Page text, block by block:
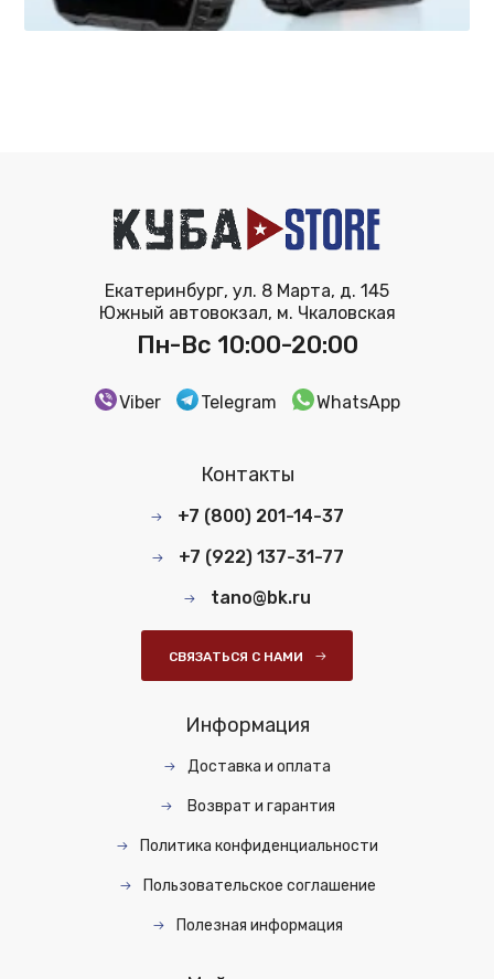
Екатеринбург, ул. 8 Марта, д. 145
Южный автовокзал, м. Чкаловская
Пн-Вс 10:00-20:00
Viber Telegram WhatsApp
Контакты
+7 (800) 201-14-37
+7 (922) 137-31-77
tano@bk.ru
СВЯЗАТЬСЯ С НАМИ
Информация
Доставка и оплата
Возврат и гарантия
Политика конфиденциальности
Пользовательское соглашение
Полезная информация